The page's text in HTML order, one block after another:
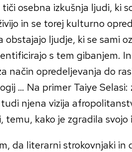
osebna izkušnja ljudi, ki
in se torej kulturno
ljudje, ki se sami
s tem gibanjem.
način opredeljevanja do
… Na primer Taiye Selasi:
njena vizija
temu, kako je zgradila
da literarni strokovnjaki in